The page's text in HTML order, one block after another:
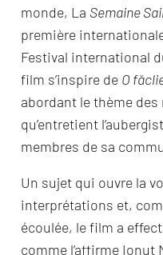
monde, La Semaine
première
Festival international
film s’inspire de O
abordant le thème
qu’entretient
membres de sa
Un sujet qui ouvre la
interprétations et,
écoulée, le film a
comme l’affirme Ionuț